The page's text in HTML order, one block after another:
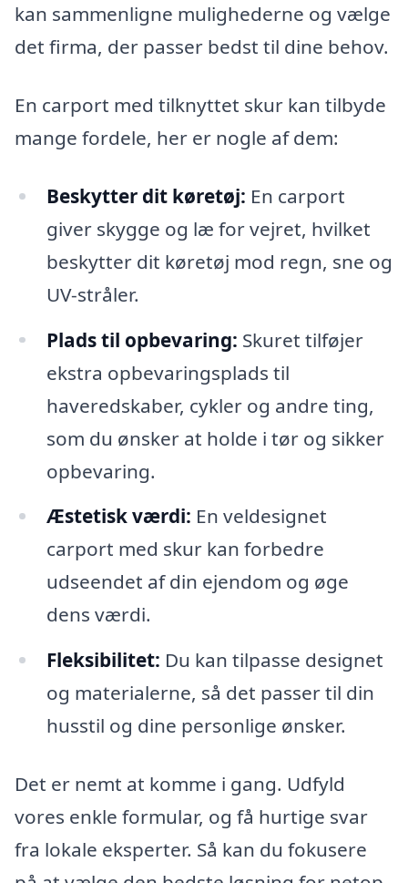
kan sammenligne mulighederne og vælge
det firma, der passer bedst til dine behov.
En carport med tilknyttet skur kan tilbyde
mange fordele, her er nogle af dem:
Beskytter dit køretøj: En carport
giver skygge og læ for vejret, hvilket
beskytter dit køretøj mod regn, sne og
UV-stråler.
Plads til opbevaring: Skuret tilføjer
ekstra opbevaringsplads til
haveredskaber, cykler og andre ting,
som du ønsker at holde i tør og sikker
opbevaring.
Æstetisk værdi: En veldesignet
carport med skur kan forbedre
udseendet af din ejendom og øge
dens værdi.
Fleksibilitet: Du kan tilpasse designet
og materialerne, så det passer til din
husstil og dine personlige ønsker.
Det er nemt at komme i gang. Udfyld
vores enkle formular, og få hurtige svar
fra lokale eksperter. Så kan du fokusere